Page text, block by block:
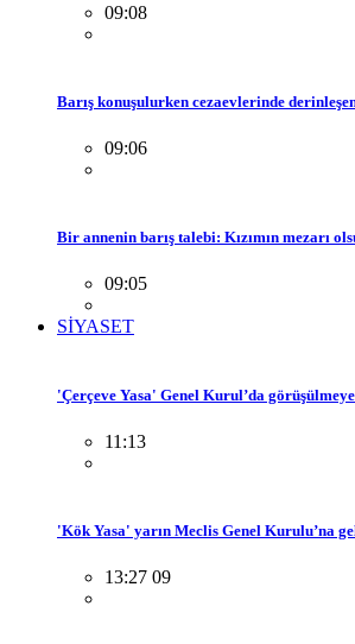
09:08
Barış konuşulurken cezaevlerinde
09:06
Bir annenin barış talebi: Kızımın mezarı
09:05
SİYASET
'Çerçeve Yasa' Genel Kurul’da görüşülmeye
11:13
'Kök Yasa' yarın Meclis Genel Kurulu’na
13:27 09